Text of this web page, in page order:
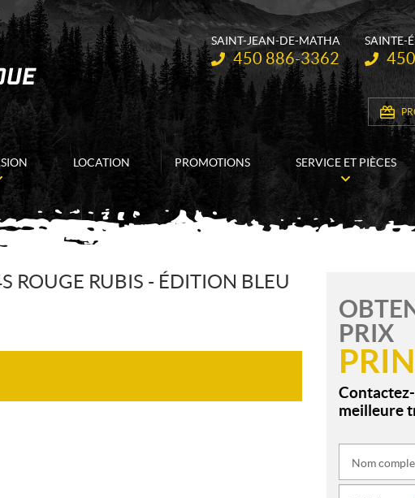
SAINT-JEAN-DE-MATHA
Téléphone :
450 886-3362
SAINTE-
LOCATION PROMOTIONS SERVICE ET PIÈCES
ROUGE RUBIS - ÉDITION BLEU
PRIX
meilleure
Nom